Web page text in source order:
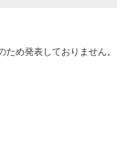
め発表しておりません。